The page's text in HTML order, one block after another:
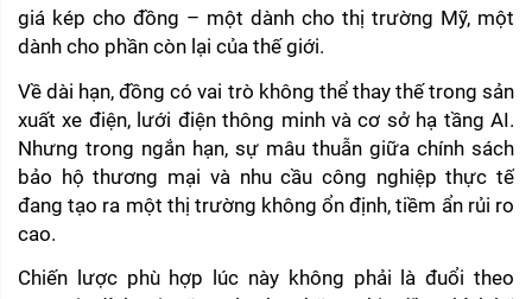
giá kép cho đồng – một dành cho thị trường Mỹ, một
dành cho phần còn lại của thế giới.
Về dài hạn, đồng có vai trò không thể thay thế trong sản
xuất xe điện, lưới điện thông minh và cơ sở hạ tầng AI.
Nhưng trong ngắn hạn, sự mâu thuẫn giữa chính sách
bảo hộ thương mại và nhu cầu công nghiệp thực tế
đang tạo ra một thị trường không ổn định, tiềm ẩn rủi ro
cao.
Chiến lược phù hợp lúc này không phải là đuổi theo